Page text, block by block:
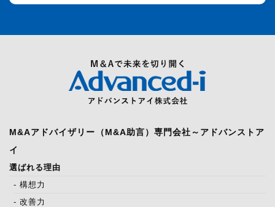
M&Aアドバイザリー（M&A助言）専門会社～アドバンストア
イ
選ばれる理由
- 構想力
- 改善力